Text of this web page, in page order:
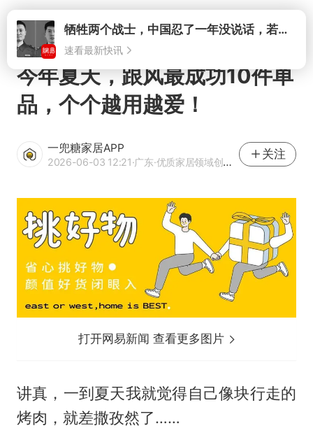
打开牺牲两个战士，中国忍了一年没说话，若菲律宾死了人，他会开战吗
速看最新快讯
今年夏天，跟风最成功10件单
品，个个越用越爱！
一兜糖家居APP
2026-06-03 12:21·广东·优质家居领域创作者
关注
打开网易新闻 查看更多图片
讲真，一到夏天我就觉得自己像块行走的
烤肉，就差撒孜然了……